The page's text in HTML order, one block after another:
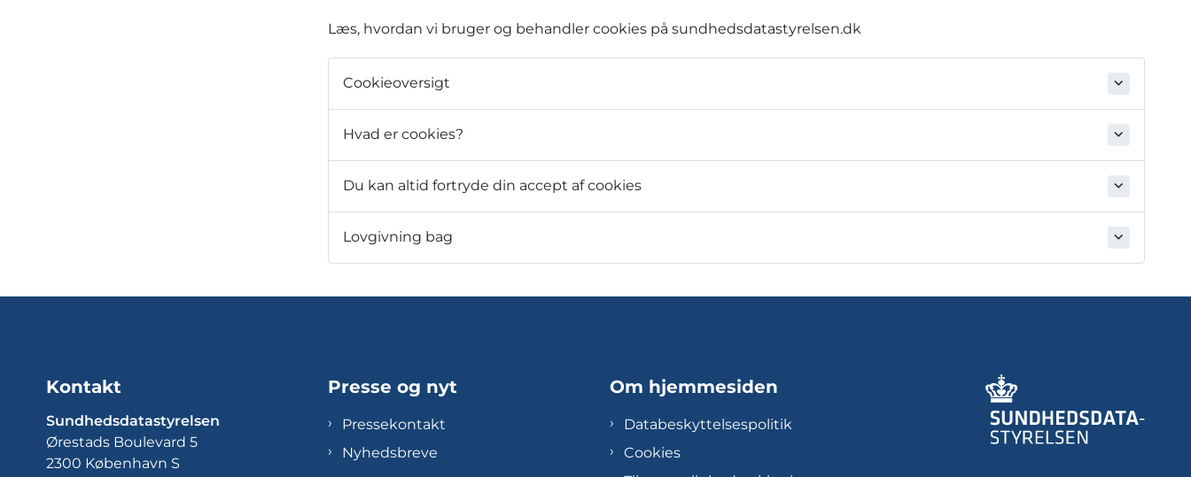
Læs, hvordan vi bruger og behandler cookies på sundhedsdatastyrelsen.dk
Cookieoversigt
Hvad er cookies?
Du kan altid fortryde din accept af cookies
Lovgivning bag
Kontakt
Sundhedsdatastyrelsen
Ørestads Boulevard 5
2300 København S
Presse og nyt
Pressekontakt
Nyhedsbreve
Om hjemmesiden
Databeskyttelsespolitik
Cookies